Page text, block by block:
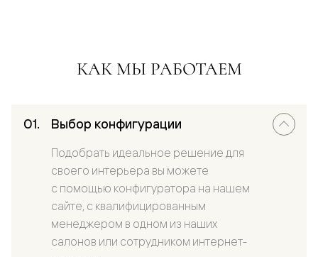
КАК МЫ РАБОТАЕМ
Выбор конфигурации
Подобрать идеальное решение для
своего интерьера вы можете
с помощью конфигуратора на нашем
сайте, с квалифицированным
менеджером в одном из наших
салонов или сотрудником интернет-